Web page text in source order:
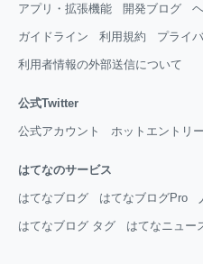
アプリ・拡張機能 開発ブログ
ガイドライン 利用規約 プライ
利用者情報の外部送信について
公式Twitter
公式アカウント ホットエントリー
はてなのサービス
はてなブログ はてなブログPro
はてなブログ タグ はてなニュー